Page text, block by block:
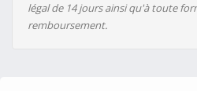
légal de 14 jours ainsi qu'à toute
remboursement.